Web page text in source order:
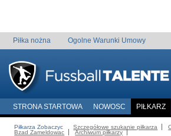
Piłka nożna Ogolne Warunki Umowy
STRONA STARTOWA NOWOSC PIŁKARZ
Piłkarza Zobaczyc Szczegółowe szukanie piłkarza
Bzad Zameldowac
Archiwum piłkarzy